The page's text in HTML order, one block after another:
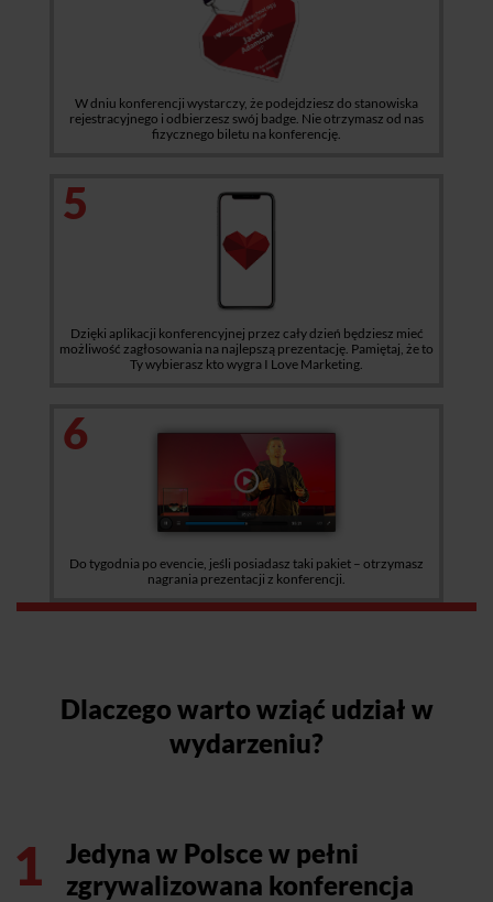
W dniu konferencji wystarczy, że podejdziesz do stanowiska
rejestracyjnego i odbierzesz swój badge. Nie otrzymasz od nas
fizycznego biletu na konferencję.
5
Dzięki aplikacji konferencyjnej przez cały dzień będziesz mieć
możliwość zagłosowania na najlepszą prezentację. Pamiętaj, że to
Ty wybierasz kto wygra I Love Marketing.
6
Do tygodnia po evencie, jeśli posiadasz taki pakiet – otrzymasz
nagrania prezentacji z konferencji.
Dlaczego warto wziąć udział w
wydarzeniu?
1
Jedyna w Polsce w pełni
zgrywalizowana konferencja